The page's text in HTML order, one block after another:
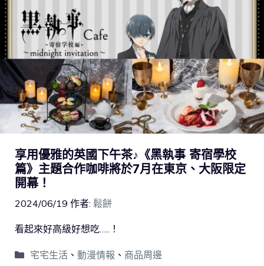
享用優雅的英國下午茶♪《黑執事 寄宿學校
篇》主題合作咖啡將於7月在東京、大阪限定
開幕！
2024/06/19 作者: 鬆餅
看起來好高級好想吃…..！
宅宅生活、 動漫情報 、 商品周邊